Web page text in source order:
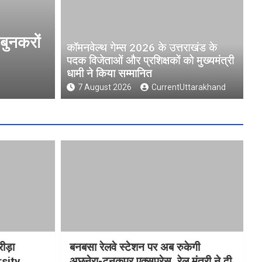
गेम्स 2026 के उत्तराखंड के पदक
को मुख्यमंत्री धामी ने किया सम्मानित
CurrentUttarakhand
कॉमनवेल्थ गेम्स 2026 के उत्तराखंड के
पदक विजेताओं और प्रशिक्षकों को मुख्यमंत्री
धामी ने किया सम्मानित
7 August 2026 CurrentUttarakhand
बनबसा रेलवे स्टेशन पर अब रुकेगी